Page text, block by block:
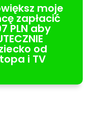
moje
zapłacić
PLN aby
od
i TV